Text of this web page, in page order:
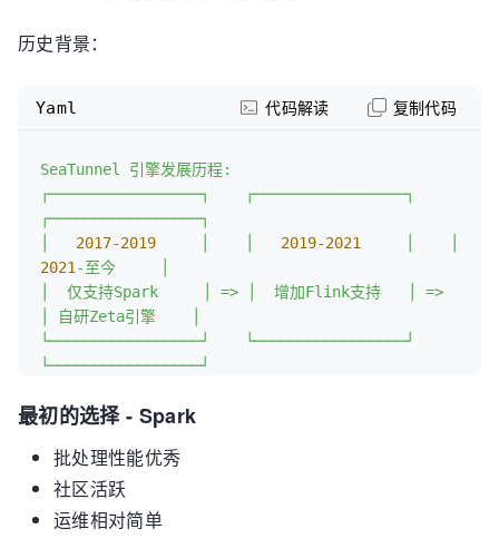
历史背景：
SeaTunnel
引擎发展历程:
┌─────────────────┐
┌─────────────────┐
┌─────────────────┐
2017-2019 2019-2021
2021 -至今
仅支持Spark => 增加Flink支持
=>
自研Zeta引擎
└─────────────────┘
└─────────────────┘
└─────────────────┘
Yaml 代码解读 复制代码
最初的选择 - Spark
批处理性能优秀
社区活跃
运维相对简单